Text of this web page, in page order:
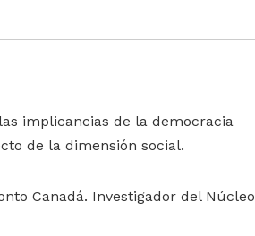
implicancias de la democracia
de la dimensión social.
Canadá. Investigador del Núcleo